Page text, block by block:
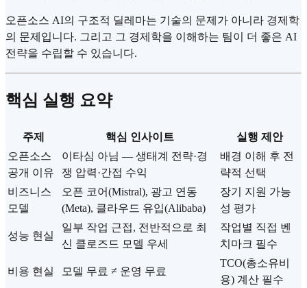
오픈소스 AI의 구조적 딜레마는 기술의 문제가 아니라 경제학
의 문제입니다. 그리고 그 경제학을 이해하는 팀이 더 좋은 AI
전략을 수립할 수 있습니다.
핵심 실행 요약
주제 핵심 인사이트
실행 제안
오픈소스
공개 이유
이타심 아님 — 생태계 전략·경
쟁 압력·간접 수익
배경 이해 후 전
략적 선택
비즈니스
모델
오픈 코어(Mistral), 광고 연동
(Meta), 클라우드 유입(Alibaba)
장기 지원 가능
성 평가
성능 현실
일부 작업 근접, 전반적으로 최
신 클로즈드 모델 우세
작업별 직접 벤
치마크 필수
비용 현실 모델 무료 ≠ 운영 무료
TCO(총소유비
용) 계산 필수